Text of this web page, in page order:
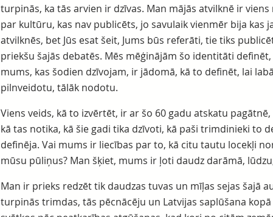
turpinās, ka tās arvien ir dzīvas. Man mājās atvilknē ir
par kultūru, kas nav publicēts, jo savulaik vienmēr bija kas
atvilknēs, bet Jūs esat šeit, Jums būs referāti, tie tiks
priekšu šajās debatēs. Mēs mēģinājām šo identitāti
mums, kas šodien dzīvojam, ir jādomā, kā to definēt, lai
pilnveidotu, tālāk nodotu.
Viens veids, kā to izvērtēt, ir ar šo 60 gadu atskatu
kā tas notika, kā šie gadi tika dzīvoti, kā paši trimdinieki to
definēja. Vai mums ir liecības par to, kā citu tautu locekļi
mūsu pūliņus? Man šķiet, mums ir ļoti daudz darāmā,
Man ir prieks redzēt tik daudzas tuvas un mīļas sejas šajā
turpinās trimdas, tās pēcnācēju un Latvijas saplūšana